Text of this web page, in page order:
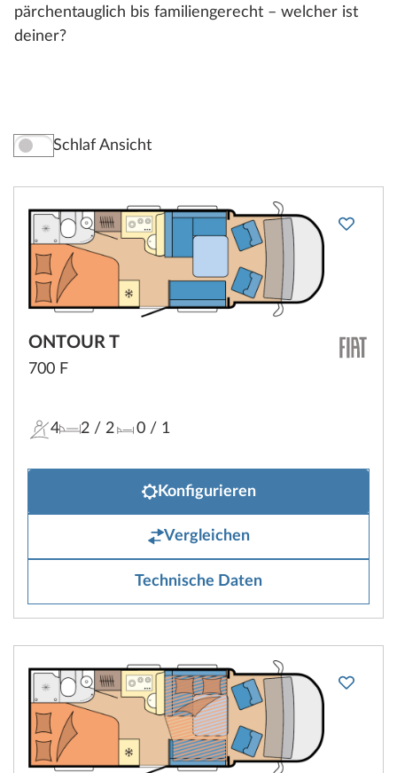
pärchentauglich bis familiengerecht – welcher ist
deiner?
Schlaf Ansicht
ONTOUR T
700 F
4 2 / 2 0/ 1
Konfigurieren
Vergleichen
Technische Daten